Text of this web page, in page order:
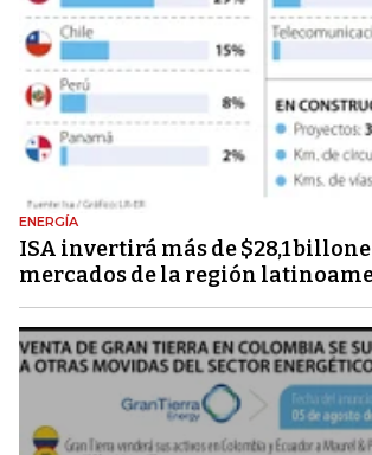
ENERGÍA
ISA invertirá más de $28,1
mercados de la región